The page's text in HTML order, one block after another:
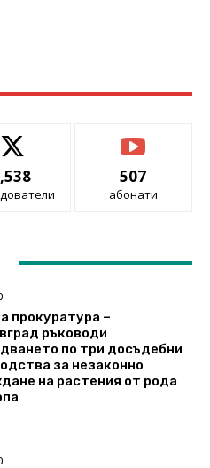
507
абонати
прокуратура –
ръководи
по три досъдебни
за незаконно
на растения от рода